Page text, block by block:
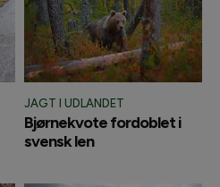
JAGT I UDLANDET
Bjørnekvote fordoblet i
svensk len